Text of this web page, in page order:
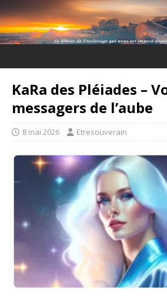
KaRa des Pléiades –
messagers de l’aube
8 mai 2026 Etresouverain